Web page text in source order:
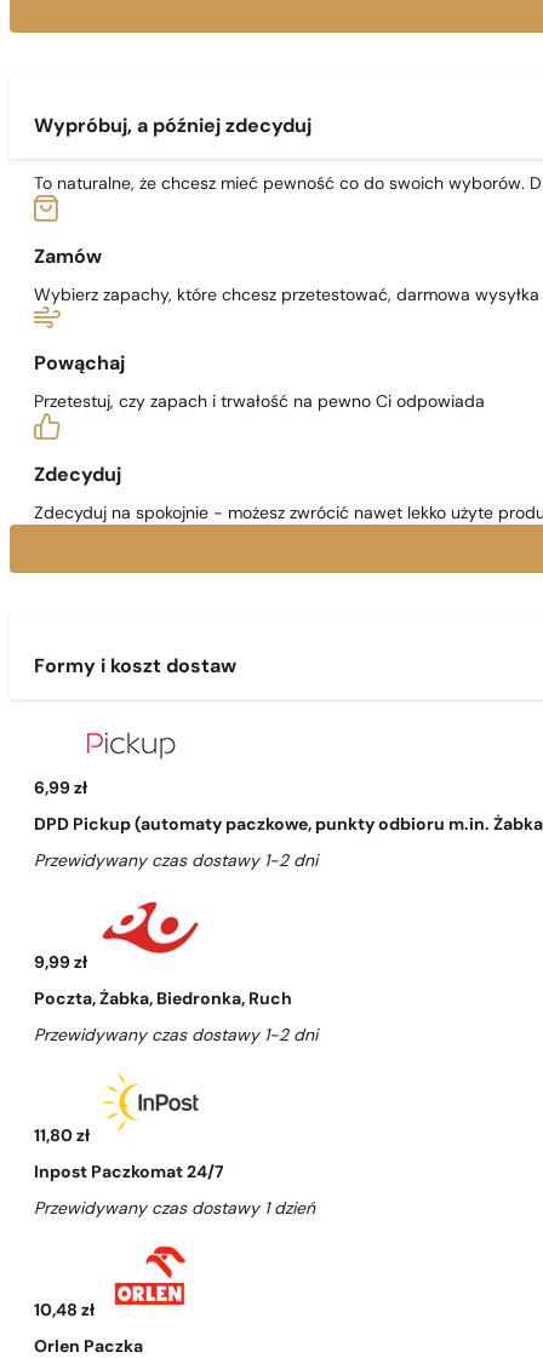
Wypróbuj, a później zdecyduj
To naturalne, że chcesz mieć pewność co do swoich wyborów.
Zamów
Wybierz zapachy, które chcesz przetestować, darmowa wysyłka
Powąchaj
Przetestuj, czy zapach i trwałość na pewno Ci odpowiada
Zdecyduj
Zdecyduj na spokojnie - możesz zwrócić nawet lekko użyte
Formy i koszt dostaw
6,99 zł
DPD Pickup (automaty paczkowe, punkty odbioru m.in.
Przewidywany czas dostawy 1-2 dni
9,99 zł
Poczta, Żabka, Biedronka, Ruch
Przewidywany czas dostawy 1-2 dni
11,80 zł
Inpost Paczkomat 24/7
Przewidywany czas dostawy 1 dzień
10,48 zł
Orlen Paczka